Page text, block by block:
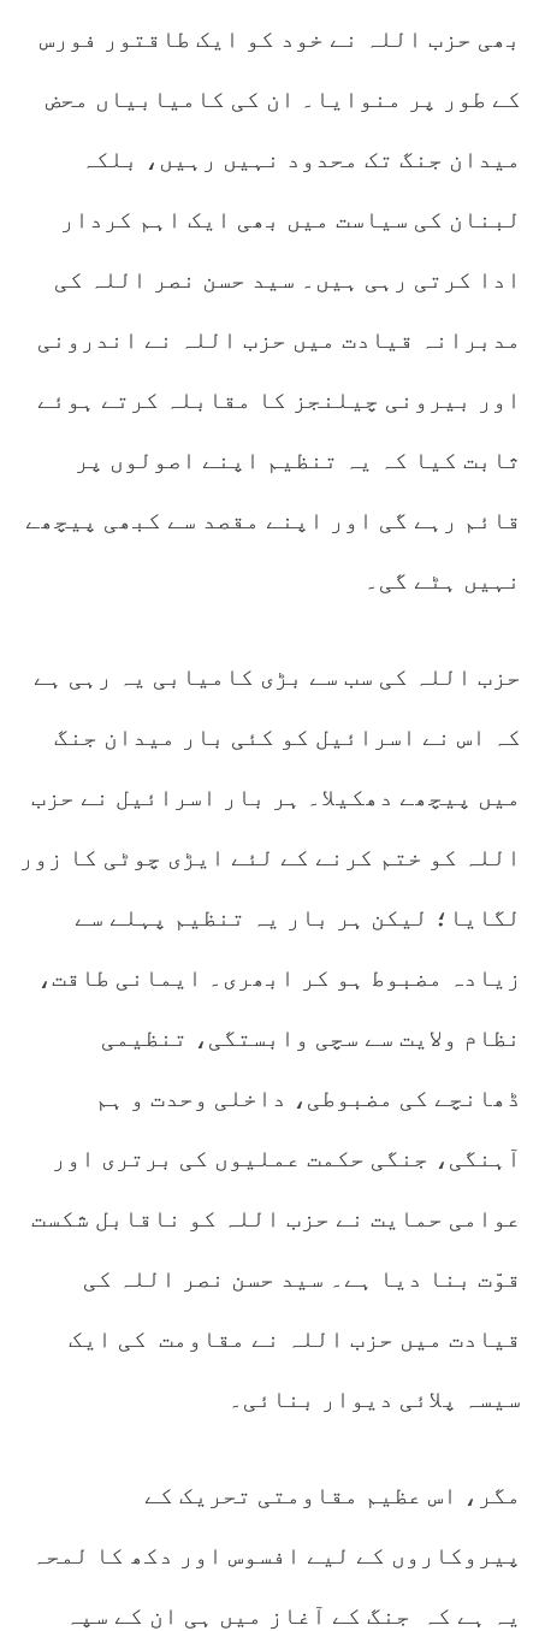
بھی حزب اللہ نے خود کو ایک طاقتور فورس
کے طور پر منوایا۔ ان کی کامیابیاں محض
میدان جنگ تک محدود نہیں رہیں، بلکہ
لبنان کی سیاست میں بھی ایک اہم کردار
ادا کرتی رہی ہیں۔ سید حسن نصر اللہ کی
مدبرانہ قیادت میں حزب اللہ نے اندرونی
اور بیرونی چیلنجز کا مقابلہ کرتے ہوئے
ثابت کیا کہ یہ تنظیم اپنے اصولوں پر
قائم رہے گی اور اپنے مقصد سے کبھی پیچھے
نہیں ہٹے گی۔
حزب اللہ کی سب سے بڑی کامیابی یہ رہی ہے
کہ اس نے اسرائیل کو کئی بار میدان جنگ
میں پیچھے دھکیلا۔ ہر بار اسرائیل نے حزب
اللہ کو ختم کرنے کے لئے ایڑی چوٹی کا زور
لگایا؛ لیکن ہر بار یہ تنظیم پہلے سے
زیادہ مضبوط ہو کر ابھری۔ ایمانی طاقت،
نظام ولایت سے سچی وابستگی، تنظیمی
ڈھانچے کی مضبوطی، داخلی وحدت و ہم
آہنگی، جنگی حکمت عملیوں کی برتری اور
عوامی حمایت نے حزب اللہ کو ناقابل شکست
قوّت بنا دیا ہے۔ سید حسن نصر اللہ کی
قیادت میں حزب اللہ نے مقاومت کی ایک
سیسہ پلائی دیوار بنائی۔
مگر، اس عظیم مقاومتی تحریک کے
پیروکاروں کے لیے افسوس اور دکھ کا لمحہ
یہ ہے کہ جنگ کے آغاز میں ہی ان کے سپہ